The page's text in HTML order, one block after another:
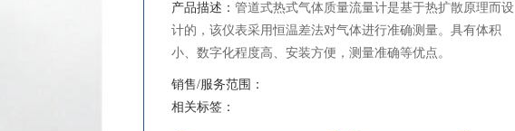
产品描述： 管道式热式气体质量流量计是基于热扩散原理而设
计的，该仪表采用恒温差法对气体进行准确测量。具有体积
小、数字化程度高、安装方便，测量准确等优点。
销售/服务范围：
相关标签：